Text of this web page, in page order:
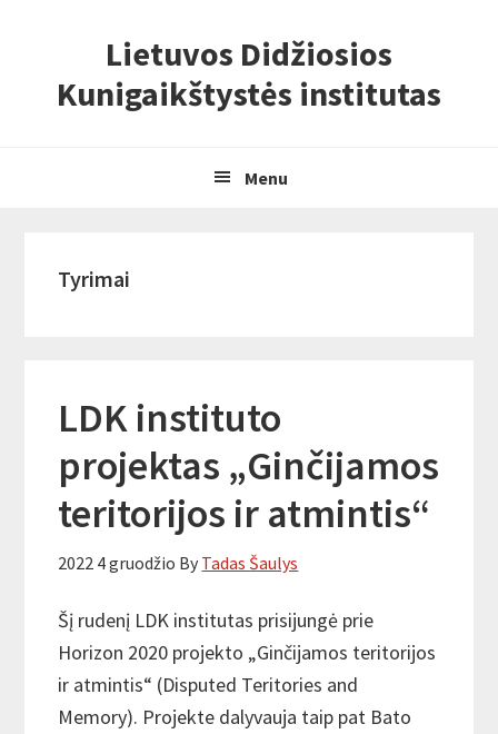
primary
navigation
content
primary
sidebar
Lietuvos Didžiosios
Kunigaikštystės institutas
Menu
Tyrimai
LDK instituto
projektas „Ginčijamos
teritorijos ir atmintis“
2022 4 gruodžio By Tadas Šaulys
Šį rudenį LDK institutas prisijungė prie
Horizon 2020 projekto „Ginčijamos teritorijos
ir atmintis“ (Disputed Teritories and
Memory). Projekte dalyvauja taip pat Bato